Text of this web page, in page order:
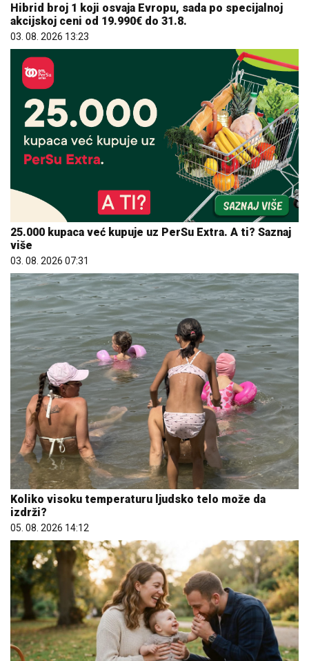
Hibrid broj 1 koji osvaja Evropu, sada po specijalnoj
akcijskoj ceni od 19.990€ do 31.8.
03. 08. 2026 13:23
25.000 kupaca već kupuje uz PerSu Extra. A ti? Saznaj
više
03. 08. 2026 07:31
Koliko visoku temperaturu ljudsko telo može da
izdrži?
05. 08. 2026 14:12